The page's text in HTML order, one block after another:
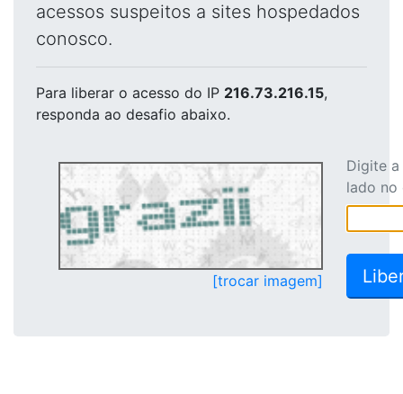
acessos suspeitos a sites hospedados
conosco.
Para liberar o acesso do IP 216.73.216.15,
responda ao desafio abaixo.
[trocar imagem]
Digite
lado no